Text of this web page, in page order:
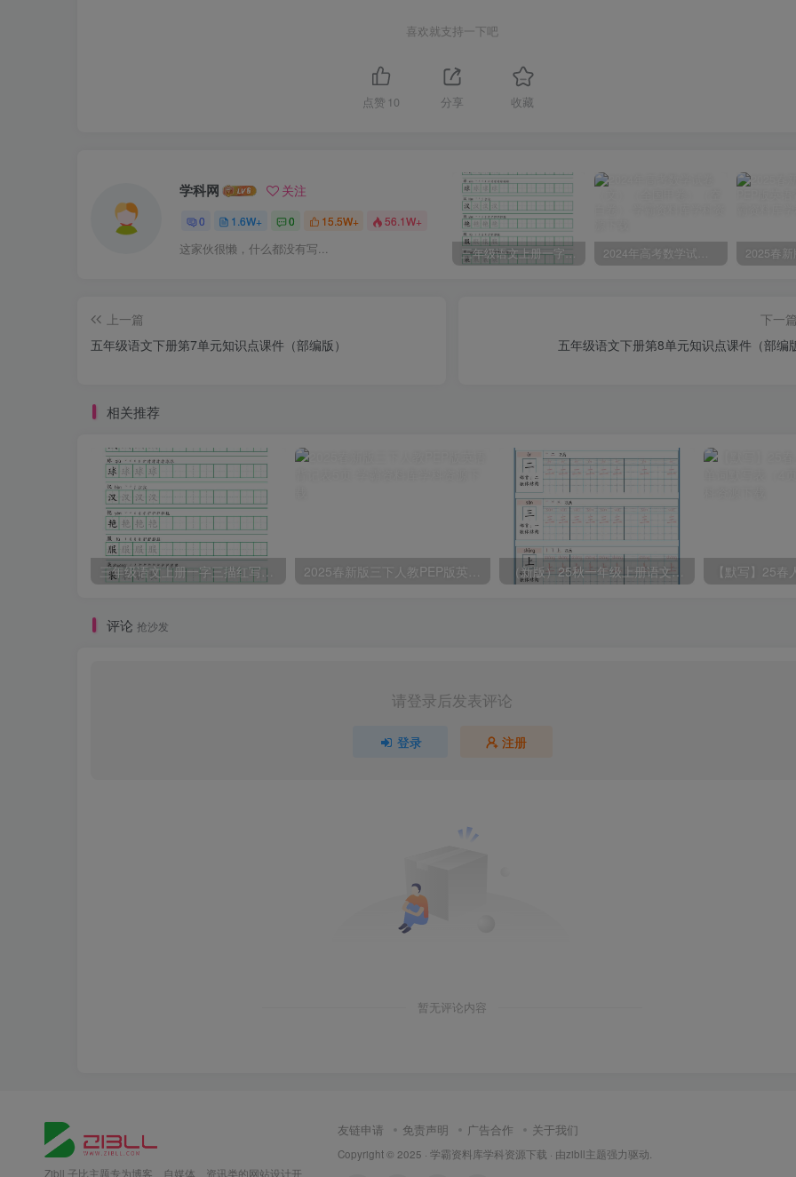
喜欢就支持一下吧
点赞 10 分享 收藏
学科网 关注
0 1.6W+ 0 15.5W+ 56.1W+
这家伙很懒，什么都没有写... 三年级语文上册一字三描红写字表字帖 2024年高考数学试卷（文）（全国甲卷）（空白卷）
上一篇
五年级语文下册第7单元知识点课件（部编版）
下一篇
五年级语文下册第8单元知识点课件（部编
相关推荐
三年级语文上册一字三描红写字表字帖 （新版）25秋一年级上册语文生字字帖（100字）
评论 抢沙发
请登录后发表评论
登录 注册
暂无评论内容
Zibll 子比主题专为博客、自媒体、资讯类的网站设计开
友链申请 免责声明 广告合作 关于我们
Copyright © 2025 · 学霸资料库学科资源下载 · 由zibll主题强力驱动.